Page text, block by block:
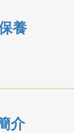
養
介